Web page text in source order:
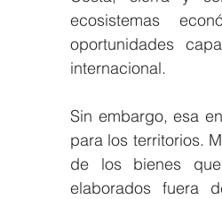
ecosistemas
oportunidades
internacional.
Sin embargo, esa
para los territorios.
de los bienes que
elaborados fuera